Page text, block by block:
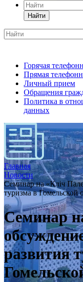
Найти
Горячая
Прямая
Личный прием
Обращения
Политика в
данных
Главная
Новости
Семинар на «Кліч
туризма в Гомельской
Семинар
развития